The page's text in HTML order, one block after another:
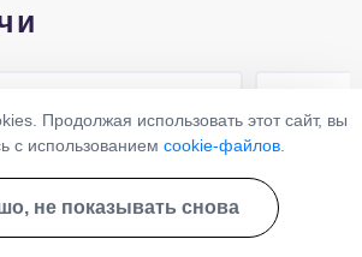
Продолжая использовать этот сайт, вы
с использованием cookie-файлов
не показывать снова